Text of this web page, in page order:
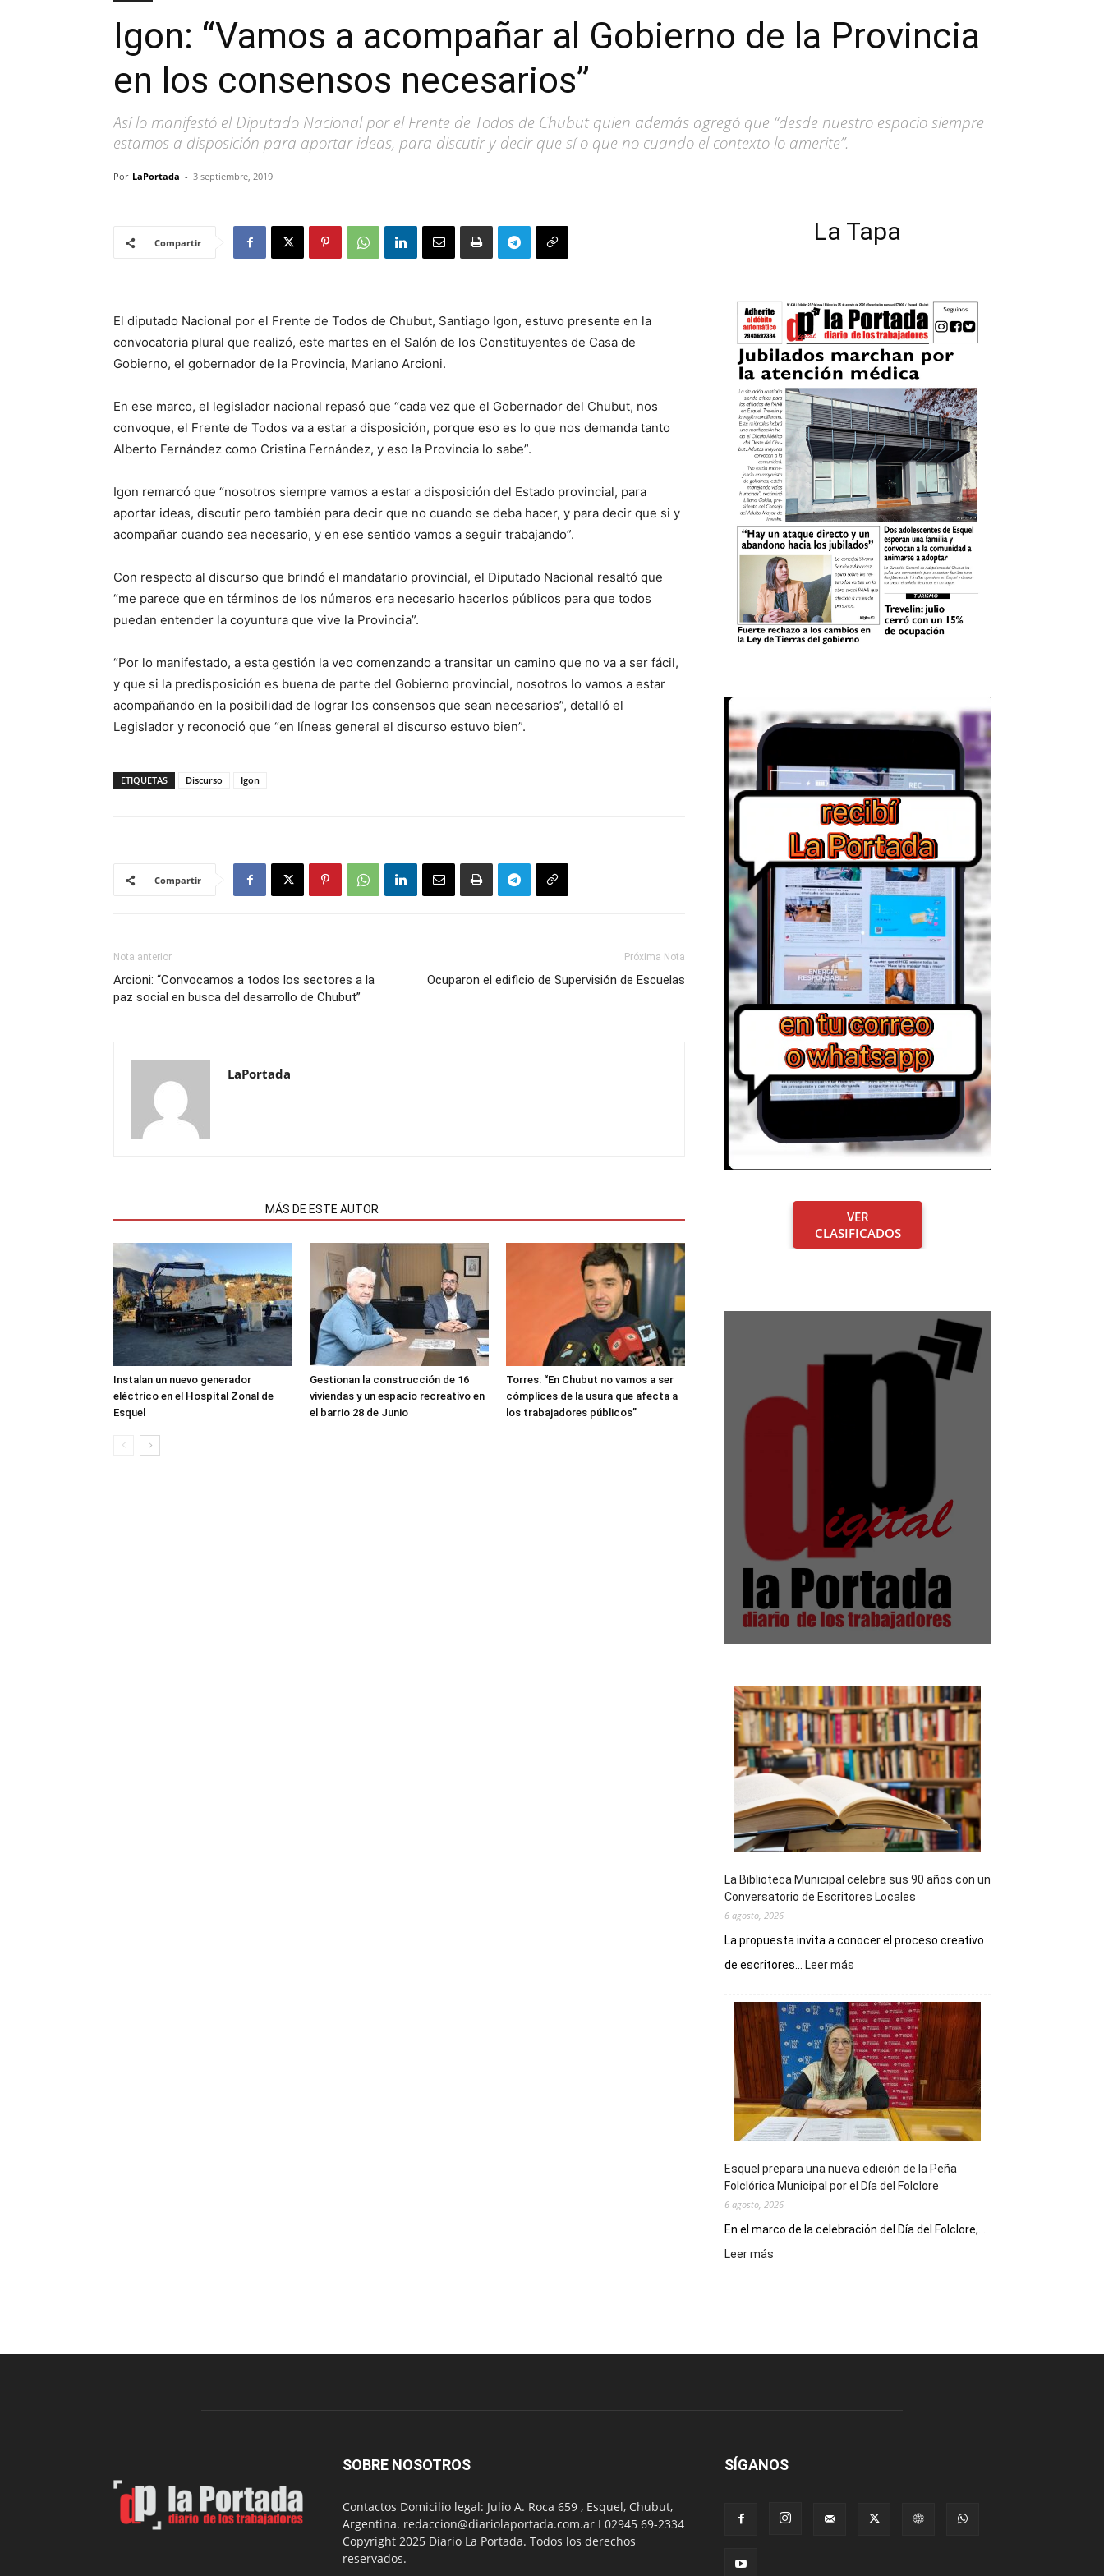
Igon: “Vamos a acompañar al Gobierno de la Provincia
en los consensos necesarios”
Así lo manifestó el Diputado Nacional por el Frente de Todos de Chubut quien además agregó que “desde nuestro espacio siempre
estamos a disposición para aportar ideas, para discutir y decir que sí o que no cuando el contexto lo amerite”.
Por LaPortada - 3 septiembre, 2019
Compartir
El diputado Nacional por el Frente de Todos de Chubut, Santiago Igon, estuvo presente en la
convocatoria plural que realizó, este martes en el Salón de los Constituyentes de Casa de
Gobierno, el gobernador de la Provincia, Mariano Arcioni.
En ese marco, el legislador nacional repasó que “cada vez que el Gobernador del Chubut, nos
convoque, el Frente de Todos va a estar a disposición, porque eso es lo que nos demanda tanto
Alberto Fernández como Cristina Fernández, y eso la Provincia lo sabe”.
Igon remarcó que “nosotros siempre vamos a estar a disposición del Estado provincial, para
aportar ideas, discutir pero también para decir que no cuando se deba hacer, y para decir que si y
acompañar cuando sea necesario, y en ese sentido vamos a seguir trabajando”.
Con respecto al discurso que brindó el mandatario provincial, el Diputado Nacional resaltó que
“me parece que en términos de los números era necesario hacerlos públicos para que todos
puedan entender la coyuntura que vive la Provincia”.
“Por lo manifestado, a esta gestión la veo comenzando a transitar un camino que no va a ser fácil,
y que si la predisposición es buena de parte del Gobierno provincial, nosotros lo vamos a estar
acompañando en la posibilidad de lograr los consensos que sean necesarios”, detalló el
Legislador y reconoció que “en líneas general el discurso estuvo bien”.
ETIQUETAS Discurso Igon
Compartir
Nota anterior
Arcioni: “Convocamos a todos los sectores a la
paz social en busca del desarrollo de Chubut”
Próxima Nota
Ocuparon el edificio de Supervisión de Escuelas
LaPortada
MÁS DE ESTE AUTOR
Instalan un nuevo generador
eléctrico en el Hospital Zonal de
Esquel
Gestionan la construcción de 16
viviendas y un espacio recreativo en
el barrio 28 de Junio
Torres: “En Chubut no vamos a ser
cómplices de la usura que afecta a
los trabajadores públicos”
La Tapa
VER
CLASIFICADOS
La Biblioteca Municipal celebra sus 90 años con un
Conversatorio de Escritores Locales
6 agosto, 2026
La propuesta invita a conocer el proceso creativo
de escritores...
Leer más
Municipal
celebra
sus
90
años
con
un
Conversatorio
Escritores
Locales
Esquel prepara una nueva edición de la Peña
Folclórica Municipal por el Día del Folclore
6 agosto, 2026
En el marco de la celebración del Día del Folclore,...
Leer más
de
el
Folclore
SOBRE NOSOTROS
Contactos Domicilio legal: Julio A. Roca 659 , Esquel, Chubut,
Argentina. redaccion@diariolaportada.com.ar I 02945 69-2334
Copyright 2025 Diario La Portada. Todos los derechos
reservados.
SÍGANOS